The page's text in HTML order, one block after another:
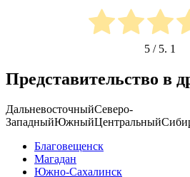
5 / 5. 1
Представительство в
ДальневосточныйСеверо-
ЗападныйЮжныйЦентральный
Благовещенск
Магадан
Южно-Сахалинск